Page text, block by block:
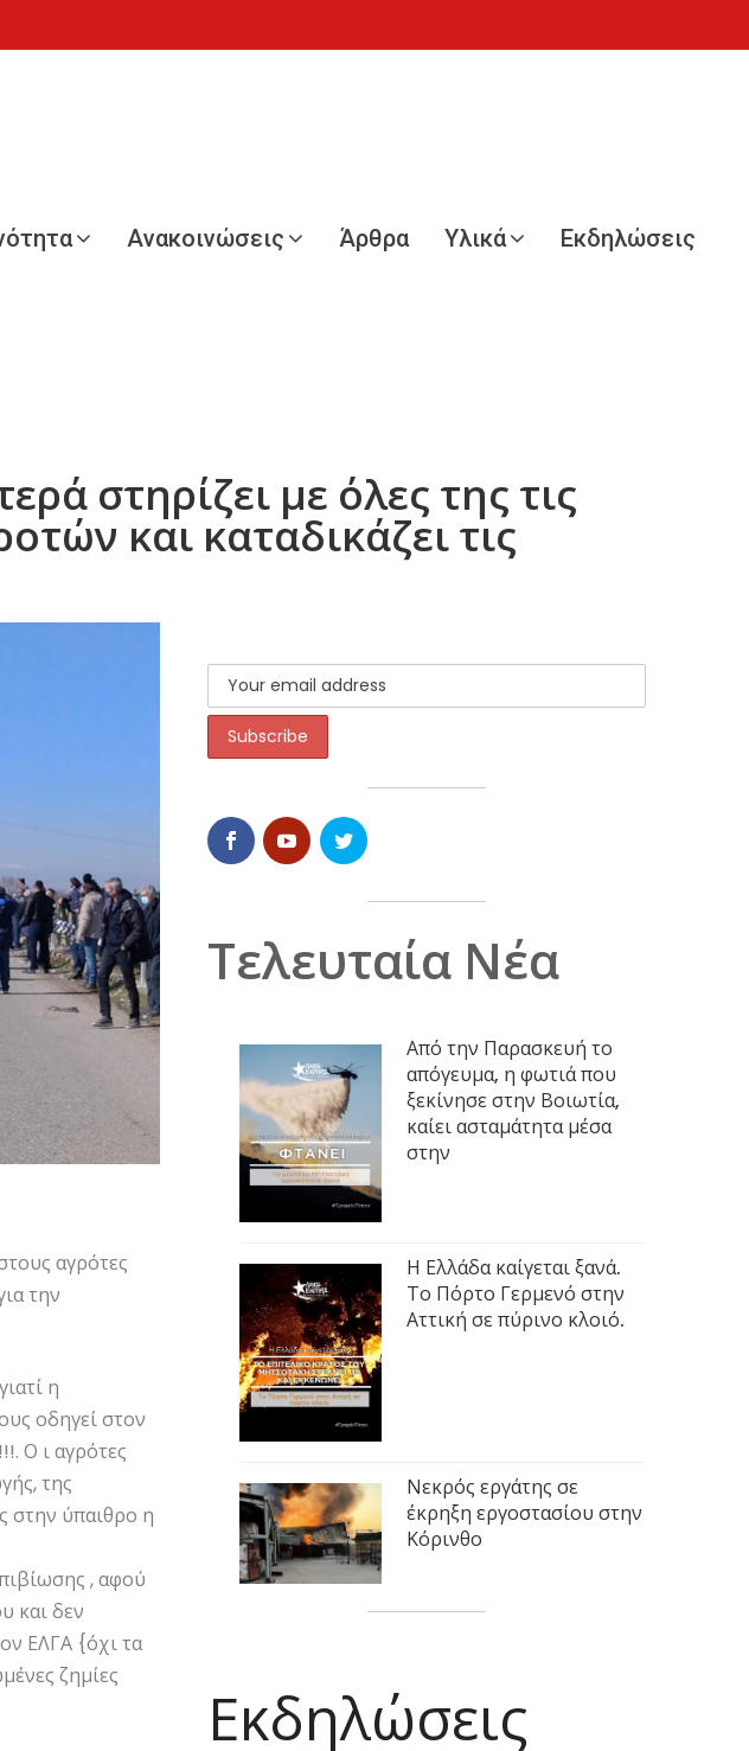
Ανακοινώσεις Άρθρα Υλικά Εκδηλώσεις
στηρίζει με όλες της τις
και καταδικάζει τις
αγρότες
την
η
οδηγεί στον
Ο ι αγρότες
της
στην ύπαιθρο η
, αφού
και δεν
ΕΛΓΑ {όχι τα
ζημίες
Τελευταία Νέα
Από την Παρασκευή το
απόγευμα, η φωτιά που
ξεκίνησε στην Βοιωτία,
καίει ασταμάτητα μέσα
στην
Η Ελλάδα καίγεται ξανά.
Το Πόρτο Γερμενό στην
Αττική σε πύρινο κλοιό.
Νεκρός εργάτης σε
έκρηξη εργοστασίου στην
Κόρινθο
Εκδηλώσεις